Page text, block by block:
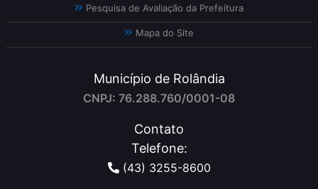
Pesquisa de Avaliação da Prefeitura
Mapa do Site
Município de Rolândia
CNPJ: 76.288.760/0001-08
Contato
Telefone:
(43) 3255-8600